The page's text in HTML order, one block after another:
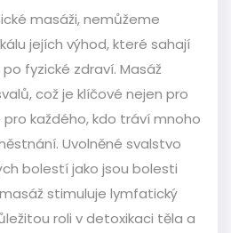
masáži, nemůžeme
jejích výhod, které sahají
fyzické zdraví. Masáž
což je klíčové nejen pro
každého, kdo tráví mnoho
Uvolněné svalstvo
bolestí jako jsou bolesti
stimuluje lymfatický
roli v detoxikaci těla a